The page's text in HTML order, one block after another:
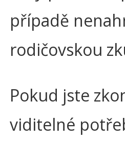
případě
rodičovskou
Pokud jste
viditelné